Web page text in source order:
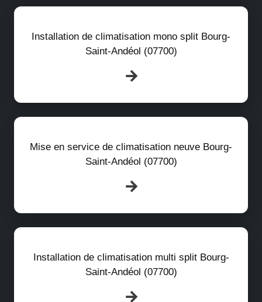
Installation de climatisation mono split Bourg-
Saint-Andéol (07700)
Mise en service de climatisation neuve Bourg-
Saint-Andéol (07700)
Installation de climatisation multi split Bourg-
Saint-Andéol (07700)